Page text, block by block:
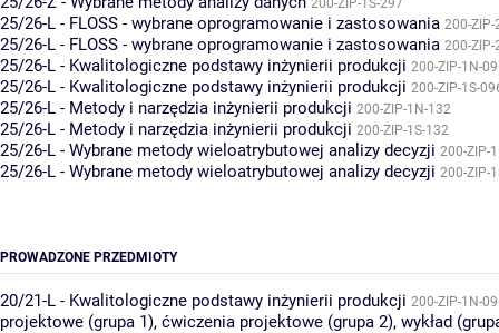
200-ZIP-1S-297
25/26-L - FLOSS - wybrane oprogramowanie i zastosowania 200-ZIP-
25/26-L - FLOSS - wybrane oprogramowanie i zastosowania 200-ZIP-
25/26-L - Kwalitologiczne podstawy inżynierii produkcji 200-ZIP-1N-
25/26-L - Kwalitologiczne podstawy inżynierii produkcji 200-ZIP-1S-
25/26-L - Metody i narzędzia inżynierii produkcji 200-ZIP-1N-132
25/26-L - Metody i narzędzia inżynierii produkcji 200-ZIP-1S-132
25/26-L - Wybrane metody wieloatrybutowej analizy decyzji 200-ZIP-
25/26-L - Wybrane metody wieloatrybutowej analizy decyzji 200-ZIP-
PROWADZONE PRZEDMIOTY
20/21-L - Kwalitologiczne podstawy inżynierii produkcji 200-ZIP-1N-
projektowe (grupa 1), ćwiczenia projektowe (grupa 2), wykład